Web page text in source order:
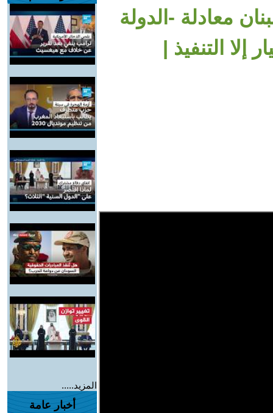
معادلة -الدولة
التنفيذ |
المزيد.....
أخبار عامة